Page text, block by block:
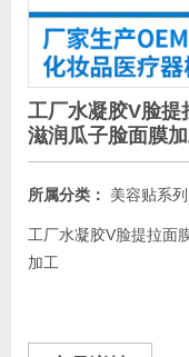
工厂水凝胶V脸提
滋润瓜子脸面膜
所属分类： 美容贴系列
工厂水凝胶V脸提拉面
加工